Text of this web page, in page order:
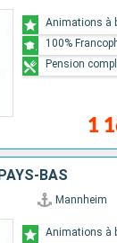
1
Animations à
100%
Pension
BAS
Mannheim
Animations à